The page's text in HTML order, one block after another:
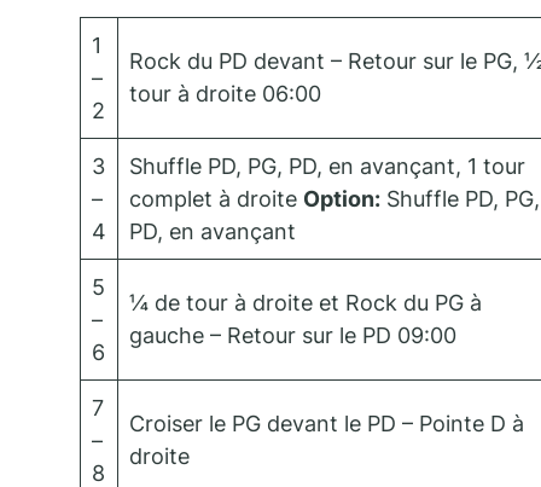
1
–
2
Rock du PD devant – Retour sur le PG,
tour à droite 06:00
3
–
4
Shuffle PD, PG, PD, en avançant, 1 tour
complet à droite Option: Shuffle PD, PG,
PD, en avançant
5
–
6
¼ de tour à droite et Rock du PG à
gauche – Retour sur le PD 09:00
7
–
8
Croiser le PG devant le PD – Pointe D à
droite